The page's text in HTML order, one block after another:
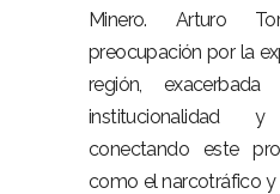
Minero. Arturo
preocupación por la
región,
institucionalidad
conectando este
como el narcotráfico y